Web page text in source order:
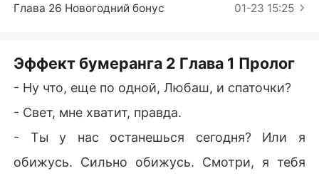
оснусь с этой глупой мыслью и первым делом покру
а все решила за нас?
Заключительная часть.
Глава 26 Новогодний бонус 01-23 15:25
Эффект бумеранга 2 Глава 1 Пролог
- Ну что, еще по одной, Любаш, и спаточки?
- Свет, мне хватит, правда.
- Ты у нас останешься сегодня? Или я
обижусь. Сильно обижусь. Смотри, я тебя